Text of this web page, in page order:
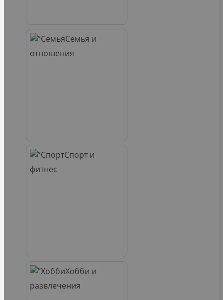
Семья и
отношения
Спорт и
фитнес
Хобби и
развлечения